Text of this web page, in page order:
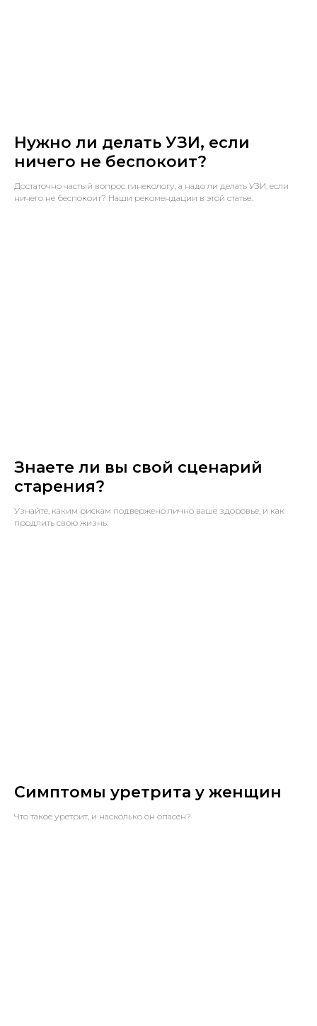
Нужно ли делать УЗИ, если
ничего не беспокоит?
Достаточно частый вопрос гинекологу, а надо ли делать УЗИ, если
ничего не беспокоит? Наши рекомендации в этой статье.
Знаете ли вы свой сценарий
старения?
Узнайте, каким рискам подвержено лично ваше здоровье, и как
продлить свою жизнь.
Симптомы уретрита у женщин
Что такое уретрит, и насколько он опасен?